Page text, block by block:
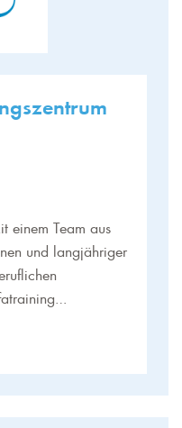
einem Team aus
und langjähriger